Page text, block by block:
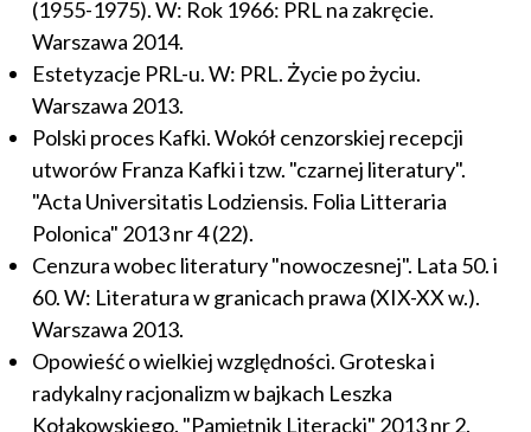
(1955-1975). W: Rok 1966: PRL na zakręcie.
Warszawa 2014.
Estetyzacje PRL-u. W: PRL. Życie po życiu.
Warszawa 2013.
Polski proces Kafki. Wokół cenzorskiej recepcji
utworów Franza Kafki i tzw. "czarnej literatury".
"Acta Universitatis Lodziensis. Folia Litteraria
Polonica" 2013 nr 4 (22).
Cenzura wobec literatury "nowoczesnej". Lata 50. i
60. W: Literatura w granicach prawa (XIX-XX w.).
Warszawa 2013.
Opowieść o wielkiej względności. Groteska i
radykalny racjonalizm w bajkach Leszka
Kołakowskiego. "Pamiętnik Literacki" 2013 nr 2.